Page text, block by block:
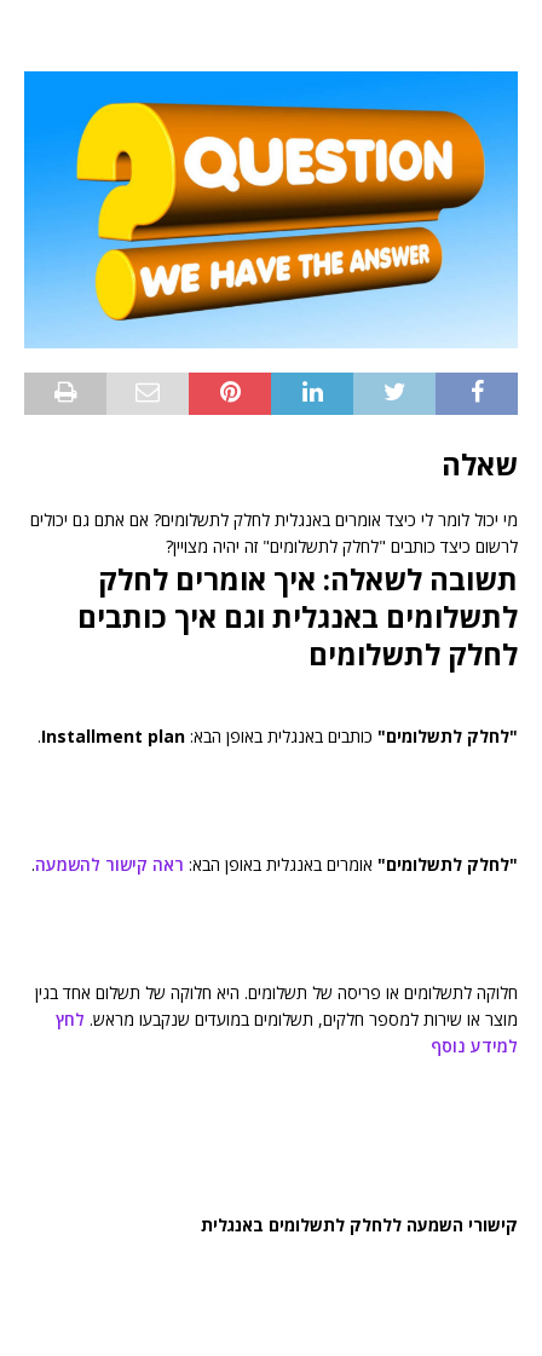
שאלה
מי יכול לומר לי כיצד אומרים באנגלית לחלק לתשלומים? אם אתם גם יכולים
לרשום כיצד כותבים "לחלק לתשלומים" זה יהיה מצויין?
תשובה לשאלה: איך אומרים לחלק
לתשלומים באנגלית וגם איך כותבים
לחלק לתשלומים
"לחלק לתשלומים" כותבים באנגלית באופן הבא: Installment plan
.
"לחלק לתשלומים" אומרים באנגלית באופן הבא: ראה קישור להשמעה.
חלוקה לתשלומים או פריסה של תשלומים. היא חלוקה של תשלום אחד בגין
מוצר או שירות למספר חלקים, תשלומים במועדים שנקבעו מראש. לחץ
למידע נוסף
קישורי השמעה ללחלק לתשלומים באנגלית